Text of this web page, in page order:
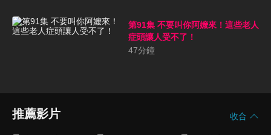
第91集 不要叫你阿嬤來！這些老人
症頭讓人受不了！
47分鐘
推薦影片 收合